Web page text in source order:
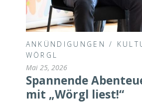
ANKÜNDIGUNGEN /
WÖRGL
Mai 25, 2026
Spannende
mit „Wörgl liest!“